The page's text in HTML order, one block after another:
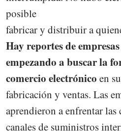
posible
fabricar y distribuir a
Hay reportes de
empezando a buscar la
comercio electrónico en
fabricación y ventas. Las
aprendieron a enfrentar
canales de suministros